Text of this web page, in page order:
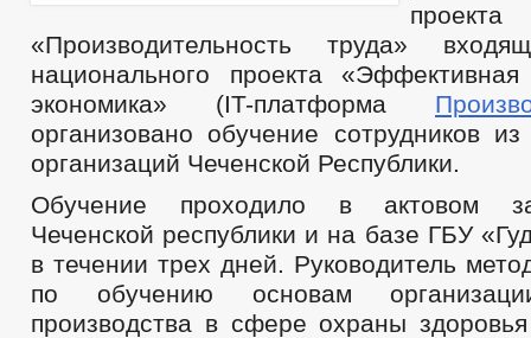
проекта
«Производительность труда»
национального проекта
экономика» (IT-платформа
организовано обучение сотрудников
организаций Чеченской Республики.
Обучение проходило в актовом
Чеченской республики и на базе ГБУ
в течении трех дней. Руководитель
по обучению основам
производства в сфере охраны